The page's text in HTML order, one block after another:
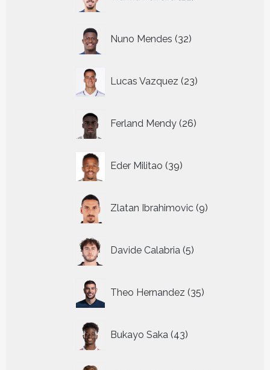
producten
Nuno Mendes 32
producten
Lucas Vazquez 23
producten
Ferland Mendy 26
producten
Eder Militao 39
producten
Zlatan Ibrahimovic 9
producten
Davide Calabria 5
producten
Theo Hernandez 35
producten
Bukayo Saka 43
producten